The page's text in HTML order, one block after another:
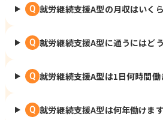
Q 就労継続支援A型の月収はいく
Q 就労継続支援A型に通うにはど
Q 就労継続支援A型は1日何時間働
Q 就労継続支援A型は何年働けま